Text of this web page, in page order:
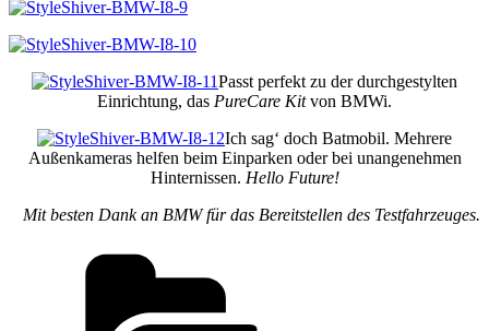
Passt perfekt zu der durchgestylten
Einrichtung, das PureCare Kitvon BMWi.
Ich sag‘ doch Batmobil. Mehrere
Außenkameras helfen beim Einparken oder bei unangenehmen
Hinternissen. Hello Future!
Mit besten Dank an BMW für das Bereitstellen des Testfahrzeuges.